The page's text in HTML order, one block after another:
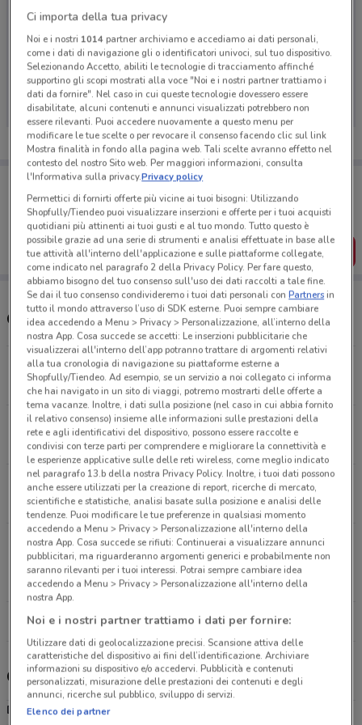
Ci dispiace, al momento non abbiamo pubblicato
volantini nella tua zona. Riprova più tardi.
Porta DoveConviene sempre con te!
Puoi trovare le migliori offerte dei negozi vicino a te,
salvarle e creare la tua lista del risparmio, comodamente
dal tuo cellulare.
SCARICA L’APP
Orari e Indirizzi Trony
Via U. La Malfa, 61 Palermo
6.2 km
APERTO
Via G. Lanza Di Scalea, 1963 Palermo
8.7 km
APERTO
C.So Baldassare Scaduto, 3d Bagheria
12.7 km
APERTO
C.Da Bassetto - Area Artigianale Libero Grassi San
Cipirello
24.3 km
APERTO
Tutti i negozi Trony
Gli sconti del nuovo volantino Trony e i negozi
Dove trovare Trony a Palermo
Ci importa della tua privacy
Noi e i nostri 1014partner archiviamo e accediamo ai dati personali,
come i dati di navigazione gli o identificatori univoci, sul tuo dispositivo.
Selezionando Accetto, abiliti le tecnologie di tracciamento affinché
supportino gli scopi mostrati alla voce "Noi e i nostri partner trattiamo i
dati da fornire". Nel caso in cui queste tecnologie dovessero essere
disabilitate, alcuni contenuti e annunci visualizzati potrebbero non
essere rilevanti. Puoi accedere nuovamente a questo menu per
modificare le tue scelte o per revocare il consenso facendo clic sul link
Mostra finalità in fondo alla pagina web. Tali scelte avranno effetto nel
contesto del nostro Sito web. Per maggiori informazioni, consulta
l'Informativa sulla privacy.Privacy policy
Permettici di fornirti offerte più vicine ai tuoi bisogni: Utilizzando
Shopfully/Tiendeo puoi visualizzare inserzioni e offerte per i tuoi acquisti
quotidiani più attinenti ai tuoi gusti e al tuo mondo. Tutto questo è
possibile grazie ad una serie di strumenti e analisi effettuate in base alle
tue attività all'interno dell'applicazione e sulle piattaforme collegate,
come indicato nel paragrafo 2 della Privacy Policy. Per fare questo,
abbiamo bisogno del tuo consenso sull'uso dei dati raccolti a tale fine.
Se dai il tuo consenso condivideremo i tuoi dati personali conPartnersin
tutto il mondo attraverso l’uso di SDK esterne. Puoi sempre cambiare
idea accedendo a Menu > Privacy > Personalizzazione, all’interno della
nostra App. Cosa succede se accetti: Le inserzioni pubblicitarie che
visualizzerai all'interno dell’app potranno trattare di argomenti relativi
alla tua cronologia di navigazione su piattaforme esterne a
Shopfully/Tiendeo. Ad esempio, se un servizio a noi collegato ci informa
che hai navigato in un sito di viaggi, potremo mostrarti delle offerte a
tema vacanze. Inoltre, i dati sulla posizione (nel caso in cui abbia fornito
il relativo consenso) insieme alle informazioni sulle prestazioni della
rete e agli identificativi del dispositivo, possono essere raccolte e
condivisi con terze parti per comprendere e migliorare la connettività e
le esperienze applicative sulle delle reti wireless, come meglio indicato
nel paragrafo 13.b della nostra Privacy Policy. Inoltre, i tuoi dati possono
anche essere utilizzati per la creazione di report, ricerche di mercato,
scientifiche e statistiche, analisi basate sulla posizione e analisi delle
tendenze. Puoi modificare le tue preferenze in qualsiasi momento
accedendo a Menu > Privacy > Personalizzazione all'interno della
nostra App. Cosa succede se rifiuti: Continuerai a visualizzare annunci
pubblicitari, ma riguarderanno argomenti generici e probabilmente non
saranno rilevanti per i tuoi interessi. Potrai sempre cambiare idea
accedendo a Menu > Privacy > Personalizzazione all'interno della
nostra App.
Noi e i nostri partner trattiamo i dati per fornire:
Utilizzare dati di geolocalizzazione precisi. Scansione attiva delle
caratteristiche del dispositivo ai fini dell’identificazione. Archiviare
informazioni su dispositivo e/o accedervi. Pubblicità e contenuti
personalizzati, misurazione delle prestazioni dei contenuti e degli
annunci, ricerche sul pubblico, sviluppo di servizi.
Elenco dei partner